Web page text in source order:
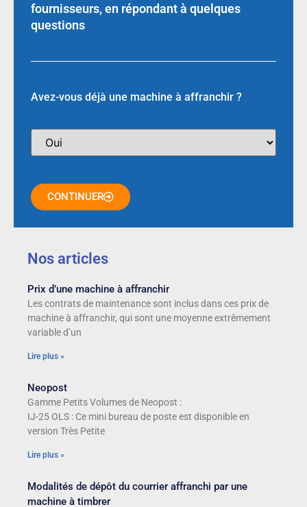
fournisseurs, en répondant à quelques
questions
Avez-vous déjà une machine à affranchir ?
CONTINUER
Nos articles
Prix d’une machine à affranchir
Les contrats de maintenance sont inclus dans ces prix de
machine à affranchir, qui sont une moyenne extrêmement
variable d’un
Lire plus »
Neopost
Gamme Petits Volumes de Neopost :
IJ-25 OLS : Ce mini bureau de poste est disponible en
version Très Petite
Lire plus »
Modalités de dépôt du courrier affranchi par une
machine à timbrer